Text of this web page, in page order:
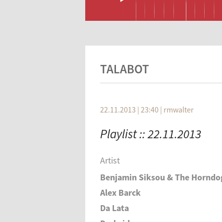
TALABOT
22.11.2013 | 23:40 | rmwalter
Playlist :: 22.11.2013
Artist
Benjamin Siksou & The
Alex Barck
Da Lata